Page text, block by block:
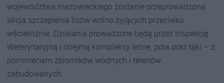
województwa mazowieckiego zostanie przeprowadzona
akcja szczepienia lisów wolno żyjących przeciwko
wściekliźnie. Działania prowadzone będą przez Inspekcję
Weterynaryjną i obejmą kompleksy leśne, pola oraz łąki – z
pominięciem zbiorników wodnych i terenów
zabudowanych.